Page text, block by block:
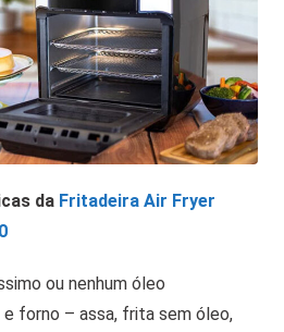
da Fritadeira Air Fryer
ou nenhum óleo
e forno – assa, frita sem óleo,